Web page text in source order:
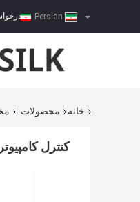
خانه محصولات
کنترل